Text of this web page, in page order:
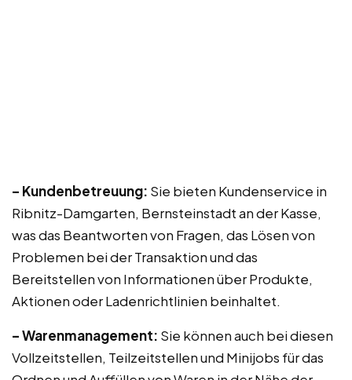
– Kundenbetreuung: Sie bieten Kundenservice in
Ribnitz-Damgarten, Bernsteinstadt an der Kasse,
was das Beantworten von Fragen, das Lösen von
Problemen bei der Transaktion und das
Bereitstellen von Informationen über Produkte,
Aktionen oder Ladenrichtlinien beinhaltet.
– Warenmanagement: Sie können auch bei diesen
Vollzeitstellen, Teilzeitstellen und Minijobs für das